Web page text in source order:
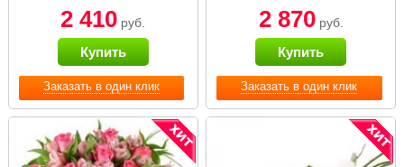
Заказать в один клик
2 410 руб.
Купить
Заказать в один клик
2 870руб.
Купить